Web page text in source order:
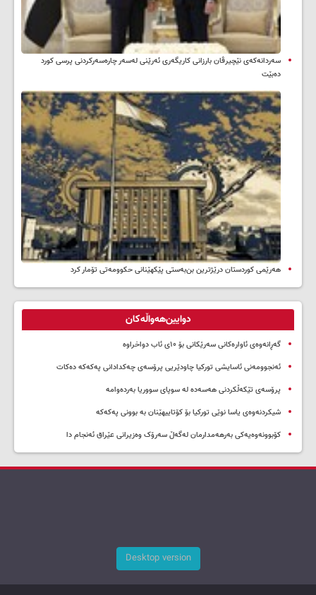
سه‌ردانه‌کەی نێچیرڤان بارزانی كاریگه‌ری ئه‌رێنی له‌سه‌ر چاره‌سه‌ركردنی پرسی كورد
ده‌بێت
هەرێمی کوردستان درێژترین بن‌بەستی پێکهێنانی حکوومەتی تۆمار کرد
دوایین‌هەواڵەکان
گەڕانەوەی ئاوارەکانی سەرێکانی بۆ ۱۰ی ئاب دواخراوە
ئەنجوومەنی ئاسایشی تورکیا چاودێریی پرۆسەی چەکدادانی پەکەکە دەکات
پرۆسەی تێکەڵکردنی هەسەدە لە سوپای سووریا بەردەوامە
شیکردنەوەی یاسا نوێی تورکیا بۆ کۆتاییهێنان بە بوونی پەکەکە
کۆبوونەوەیەکی بەرهەمدارمان لەگەڵ سەرۆک وەزیرانی عێراق ئەنجام دا
Desktop version